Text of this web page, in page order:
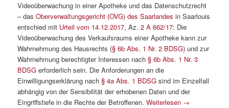
Videoüberwachung in einer Apotheke und das Datenschutzrecht
– dasOberverwaltungsgericht (OVG) des Saarlandes in Saarlouis
entschied mit Urteil vom 14.12.2017, Az.2 A 662/17: Die
Videoüberwachung des Verkaufsraums einer Apotheke kann zur
Wahrnehmung des Hausrechts (§ 6b Abs. 1 Nr. 2 BDSG) und zur
Wahrnehmung berechtigter Interessen nach§ 6b Abs. 1 Nr. 3
BDSG erforderlich sein. Die Anforderungen an die
Einwilligungserklärung nach§ 4a Abs. 1 BDSG sind im Einzelfall
abhängig von der Sensibilität der erhobenen Daten und der
Eingriffstiefe in die Rechte der Betroffenen.Weiterlesen →